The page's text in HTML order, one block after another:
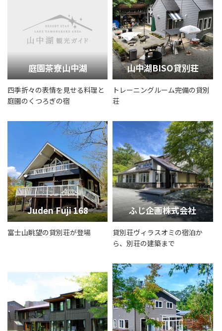
庭園茶寮山中湖
四季折々の表情を見せる料理と
庭園のくつろぎの宿
山中湖BISO貸別荘
トレーニングルーム完備の貸別
荘
Juden Fuji 168
富士山眺望の貸別荘が登場
ふじ企画株式会社
貸別荘ヴィラスオミの宿泊か
ら、別荘の建築まで